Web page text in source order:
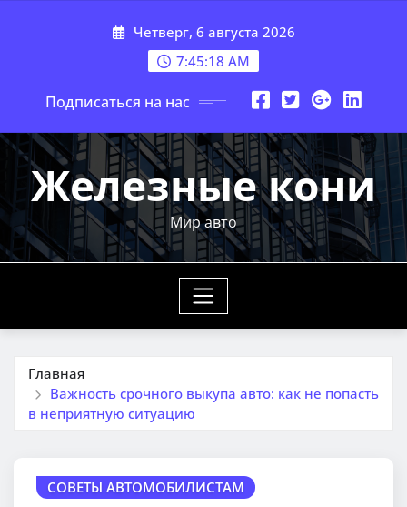
Четверг, 6 августа 2026
7:45:20 AM
Подписаться на нас
Железные кони
Мир авто
Главная
Важность срочного выкупа авто: как не попасть
в неприятную ситуацию
СОВЕТЫ АВТОМОБИЛИСТАМ